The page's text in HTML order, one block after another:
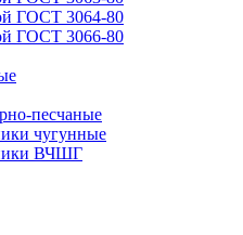
ГОСТ 3064-80
ГОСТ 3066-80
песчаные
чугунные
ВЧШГ